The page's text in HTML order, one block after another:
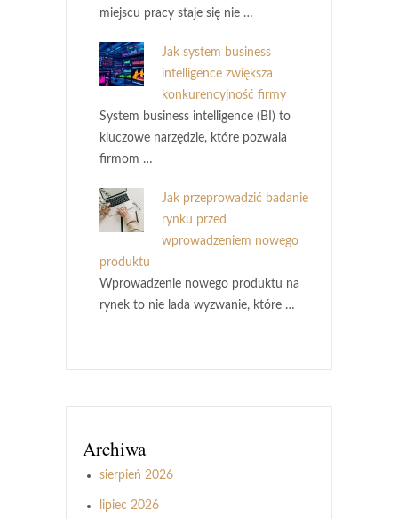
miejscu pracy staje się nie …
Jak system business
intelligence zwiększa
konkurencyjność firmy
System business intelligence (BI) to
kluczowe narzędzie, które pozwala
firmom …
Jak przeprowadzić badanie
rynku przed
wprowadzeniem nowego
produktu
Wprowadzenie nowego produktu na
rynek to nie lada wyzwanie, które …
Archiwa
sierpień 2026
lipiec 2026